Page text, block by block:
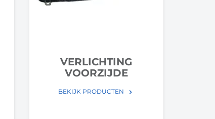
VERLICHTING
VOORZIJDE
BEKIJK PRODUCTEN keyboard_arrow_right